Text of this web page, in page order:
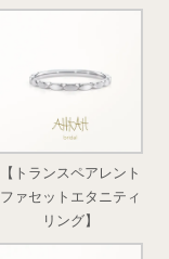
【トランスペアレント
ファセットエタニティ
リング】